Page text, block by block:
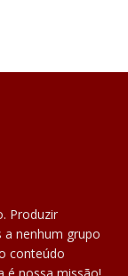
Produzir
nenhum grupo
conteúdo
é nossa missão!